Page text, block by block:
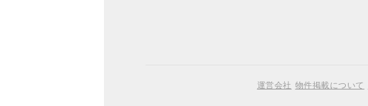
運営会社 物件掲載について